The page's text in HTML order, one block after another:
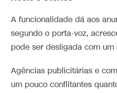
A funcionalidade dá aos
segundo o porta-voz,
pode ser desligada com um
Agências publicitárias e
um pouco conflitantes